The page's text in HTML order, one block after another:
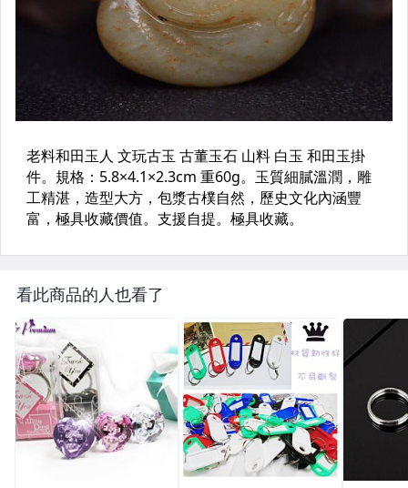
看此商品的人也看了